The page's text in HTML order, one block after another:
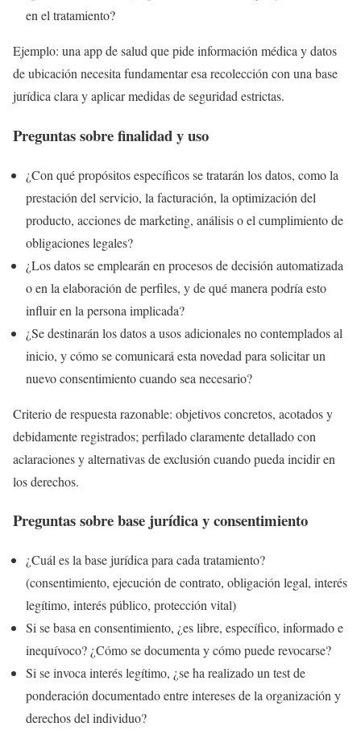
en el tratamiento?
Ejemplo: una app de salud que pide información médica y datos
de ubicación necesita fundamentar esa recolección con una base
jurídica clara y aplicar medidas de seguridad estrictas.
Preguntas sobre finalidad y uso
¿Con qué propósitos específicos se tratarán los datos, como la
prestación del servicio, la facturación, la optimización del
producto, acciones de marketing, análisis o el cumplimiento de
obligaciones legales?
¿Los datos se emplearán en procesos de decisión automatizada
o en la elaboración de perfiles, y de qué manera podría esto
influir en la persona implicada?
¿Se destinarán los datos a usos adicionales no contemplados al
inicio, y cómo se comunicará esta novedad para solicitar un
nuevo consentimiento cuando sea necesario?
Criterio de respuesta razonable: objetivos concretos, acotados y
debidamente registrados; perfilado claramente detallado con
aclaraciones y alternativas de exclusión cuando pueda incidir en
los derechos.
Preguntas sobre base jurídica y consentimiento
¿Cuál es la base jurídica para cada tratamiento?
(consentimiento, ejecución de contrato, obligación legal, interés
legítimo, interés público, protección vital)
Si se basa en consentimiento, ¿es libre, específico, informado e
inequívoco? ¿Cómo se documenta y cómo puede revocarse?
Si se invoca interés legítimo, ¿se ha realizado un test de
ponderación documentado entre intereses de la organización y
derechos del individuo?